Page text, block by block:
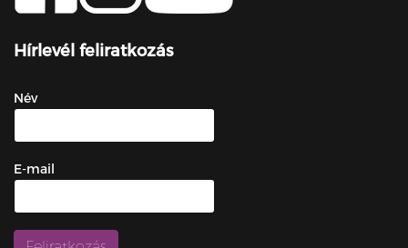
Hírlevél feliratkozás
Név
E-mail